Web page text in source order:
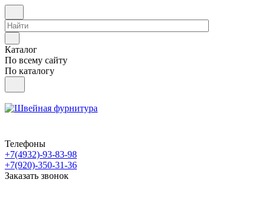
Каталог
По всему сайту
По каталогу
Телефоны
+7(4932)-93-83-98
+7(920)-350-31-36
Заказать звонок